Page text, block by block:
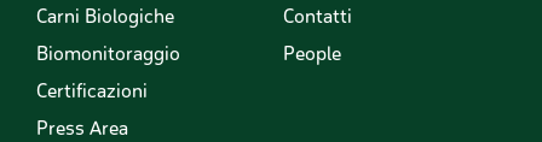
Carni Biologiche
Biomonitoraggio
Certificazioni
Press Area
Contatti
People